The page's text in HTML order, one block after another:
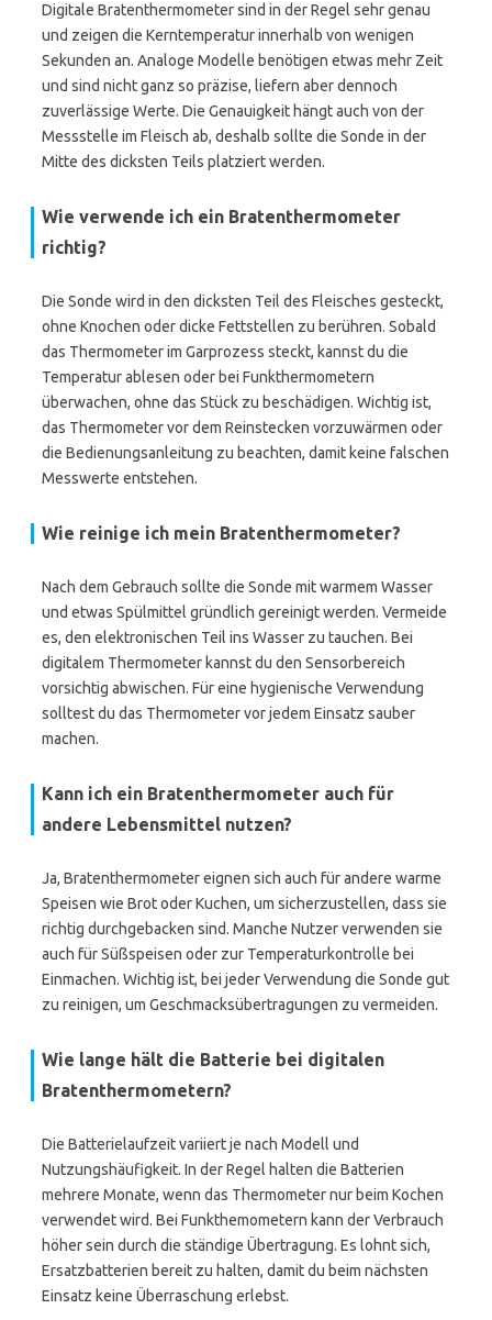
Digitale Bratenthermometer sind in der Regel sehr genau
und zeigen die Kerntemperatur innerhalb von wenigen
Sekunden an. Analoge Modelle benötigen etwas mehr Zeit
und sind nicht ganz so präzise, liefern aber dennoch
zuverlässige Werte. Die Genauigkeit hängt auch von der
Messstelle im Fleisch ab, deshalb sollte die Sonde in der
Mitte des dicksten Teils platziert werden.
Wie verwende ich ein Bratenthermometer
richtig?
Die Sonde wird in den dicksten Teil des Fleisches gesteckt,
ohne Knochen oder dicke Fettstellen zu berühren. Sobald
das Thermometer im Garprozess steckt, kannst du die
Temperatur ablesen oder bei Funkthermometern
überwachen, ohne das Stück zu beschädigen. Wichtig ist,
das Thermometer vor dem Reinstecken vorzuwärmen oder
die Bedienungsanleitung zu beachten, damit keine falschen
Messwerte entstehen.
Wie reinige ich mein Bratenthermometer?
Nach dem Gebrauch sollte die Sonde mit warmem Wasser
und etwas Spülmittel gründlich gereinigt werden. Vermeide
es, den elektronischen Teil ins Wasser zu tauchen. Bei
digitalem Thermometer kannst du den Sensorbereich
vorsichtig abwischen. Für eine hygienische Verwendung
solltest du das Thermometer vor jedem Einsatz sauber
machen.
Kann ich ein Bratenthermometer auch für
andere Lebensmittel nutzen?
Ja, Bratenthermometer eignen sich auch für andere warme
Speisen wie Brot oder Kuchen, um sicherzustellen, dass sie
richtig durchgebacken sind. Manche Nutzer verwenden sie
auch für Süßspeisen oder zur Temperaturkontrolle bei
Einmachen. Wichtig ist, bei jeder Verwendung die Sonde gut
zu reinigen, um Geschmacksübertragungen zu vermeiden.
Wie lange hält die Batterie bei digitalen
Bratenthermometern?
Die Batterielaufzeit variiert je nach Modell und
Nutzungshäufigkeit. In der Regel halten die Batterien
mehrere Monate, wenn das Thermometer nur beim Kochen
verwendet wird. Bei Funkthemometern kann der Verbrauch
höher sein durch die ständige Übertragung. Es lohnt sich,
Ersatzbatterien bereit zu halten, damit du beim nächsten
Einsatz keine Überraschung erlebst.